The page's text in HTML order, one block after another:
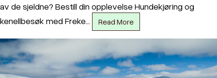
av de sjeldne? Bestill din opplevelse Hundekjøring og
kenellbesøk med Freke…
Read More